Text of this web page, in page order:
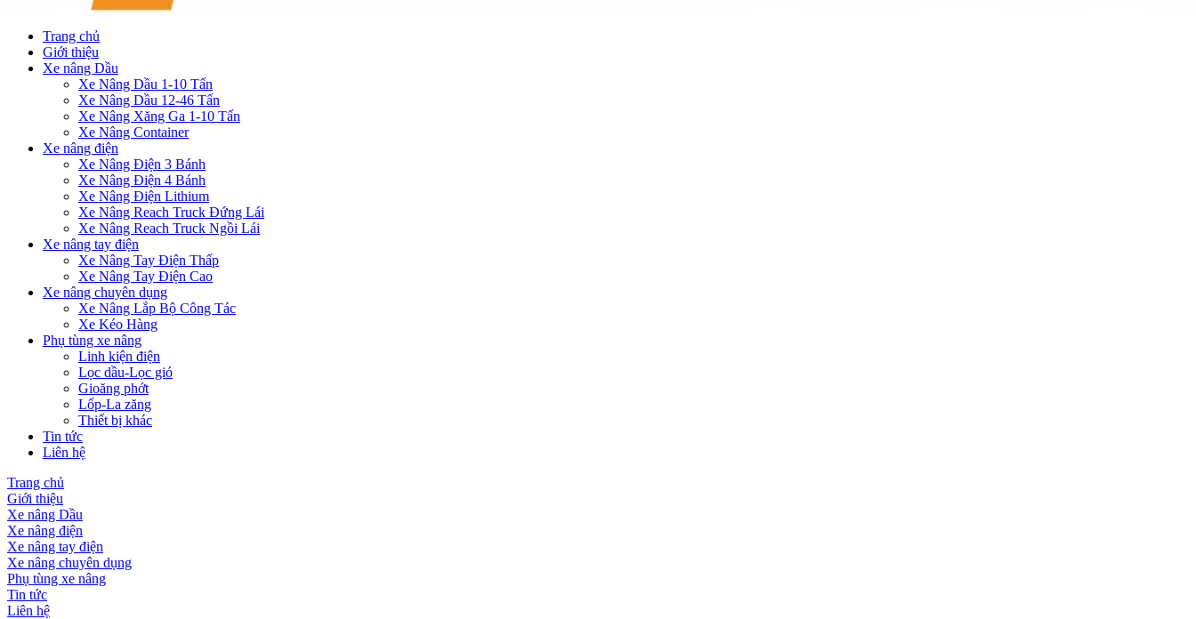
Trang chủ
Giới thiệu
Xe nâng Dầu
Xe Nâng Dầu 1-10 Tấn
Xe Nâng Dầu 12-46 Tấn
Xe Nâng Xăng Ga 1-10 Tấn
Xe Nâng Container
Xe nâng điện
Xe Nâng Điện 3 Bánh
Xe Nâng Điện 4 Bánh
Xe Nâng Điện Lithium
Xe Nâng Reach Truck Đứng Lái
Xe Nâng Reach Truck Ngồi Lái
Xe nâng tay điện
Xe Nâng Tay Điện Thấp
Xe Nâng Tay Điện Cao
Xe nâng chuyên dụng
Xe Nâng Lắp Bộ Công Tác
Xe Kéo Hàng
Phụ tùng xe nâng
Linh kiện điện
Lọc dầu-Lọc gió
Gioăng phớt
Lốp-La zăng
Thiết bị khác
Tin tức
Liên hệ
Trang chủ
Giới thiệu
Xe nâng Dầu
Xe nâng điện
Xe nâng tay điện
Xe nâng chuyên dụng
Phụ tùng xe nâng
Tin tức
Liên hệ